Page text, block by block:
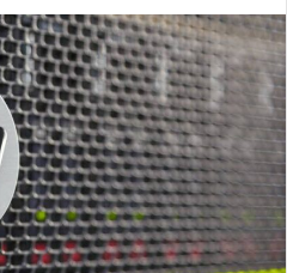
س
ل
ب
ر
ي
د
ا
إ
ل